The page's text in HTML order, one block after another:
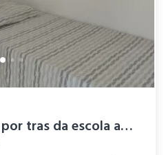
Quarto Boa Viagem por tras da escola ame...